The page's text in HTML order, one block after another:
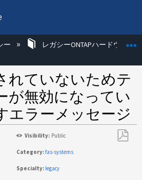
層を展開/折りたたむ
ー レガシーONTAPハードウェア
れていないためテ
が無効になってい
エラーメッセージ
Visibility: Public
Category:fas-systems
Specialty: legacy